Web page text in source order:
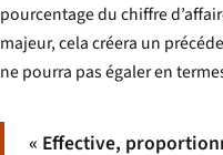
pourcentage du chiffre
majeur, cela créera un
ne pourra pas égaler en
« Effective,